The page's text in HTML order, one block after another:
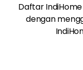
Daftar
dengan